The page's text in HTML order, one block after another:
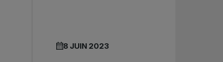
8 JUIN 2023